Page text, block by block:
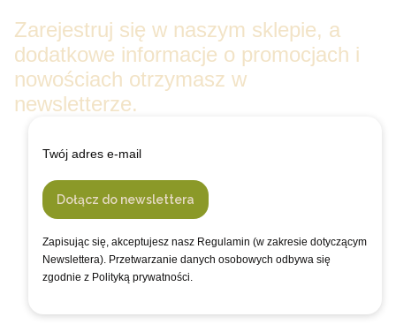
Zarejestruj się w naszym sklepie, a
dodatkowe informacje o promocjach i
nowościach otrzymasz w
newsletterze.
Twój adres e-mail
Dołącz do newslettera
Zapisując się, akceptujesz nasz Regulamin (w zakresie dotyczącym
Newslettera). Przetwarzanie danych osobowych odbywa się
zgodnie z Polityką prywatności.